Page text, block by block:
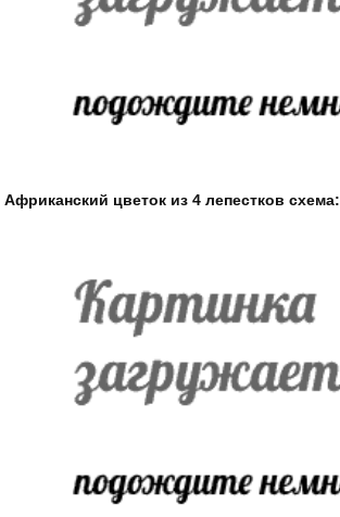
Африканский цветок из 4 лепестков схема: